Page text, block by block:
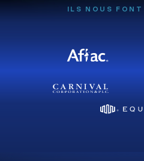
ILS NOUS FONT